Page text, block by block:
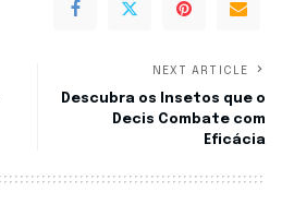
NEXT ARTICLE
Descubra os Insetos que o
Decis Combate com
Eficácia